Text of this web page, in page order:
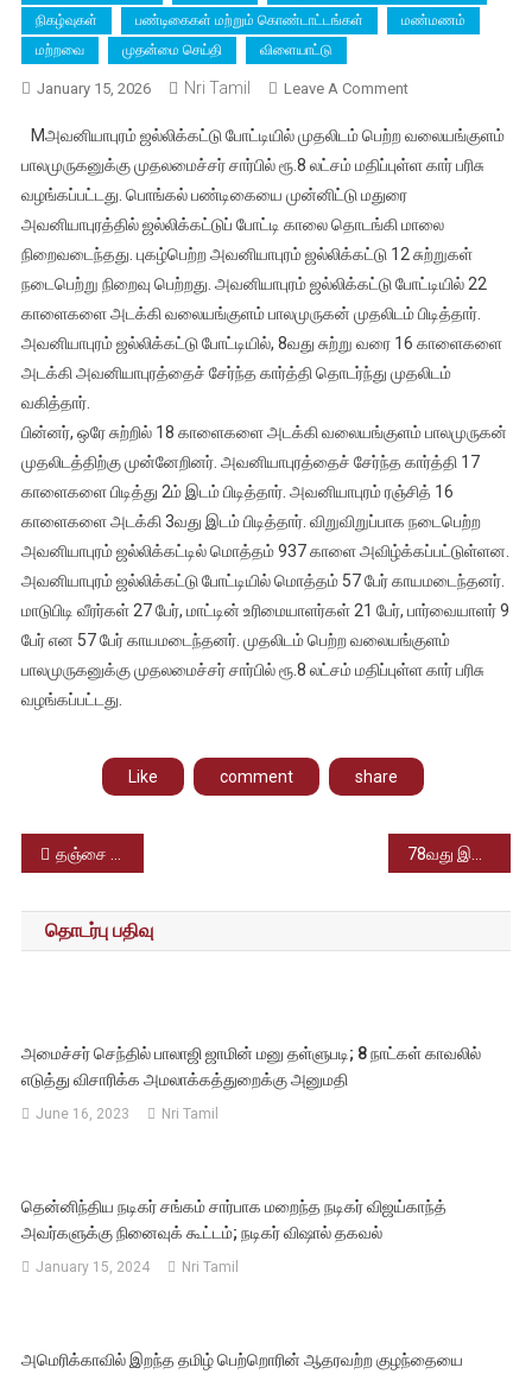
நிகழ்வுகள்
பண்டிகைகள் மற்றும் கொண்டாட்டங்கள்
மண்மணம்
மற்றவை
முதன்மை செய்தி விளையாட்டு
January 15, 2026 Nri Tamil Leave A CommentOn
பொங்கல்
திருவிழா;
மதுரை
அவனியாபுரம்
ஜல்லிக்கட்டு
போட்டியில்
வென்ற
மாடுபிடி
பாலமுருகன்
Mஅவனியாபுரம் ஜல்லிக்கட்டு போட்டியில் முதலிடம் பெற்ற வலையங்குளம்
பாலமுருகனுக்கு முதலமைச்சர் சார்பில் ரூ.8 லட்சம் மதிப்புள்ள கார் பரிசு
வழங்கப்பட்டது. பொங்கல் பண்டிகையை முன்னிட்டு மதுரை
அவனியாபுரத்தில் ஜல்லிக்கட்டுப் போட்டி காலை தொடங்கி மாலை
நிறைவடைந்தது. புகழ்பெற்ற அவனியாபுரம் ஜல்லிக்கட்டு 12 சுற்றுகள்
நடைபெற்று நிறைவு பெற்றது. அவனியாபுரம் ஜல்லிக்கட்டு போட்டியில் 22
காளைகளை அடக்கி வலையங்குளம் பாலமுருகன் முதலிடம் பிடித்தார்.
அவனியாபுரம் ஜல்லிக்கட்டு போட்டியில், 8வது சுற்று வரை 16 காளைகளை
அடக்கி அவனியாபுரத்தைச் சேர்ந்த கார்த்தி தொடர்ந்து முதலிடம்
வகித்தார்.
பின்னர், ஒரே சுற்றில் 18 காளைகளை அடக்கி வலையங்குளம் பாலமுருகன்
முதலிடத்திற்கு முன்னேறினர். அவனியாபுரத்தைச் சேர்ந்த கார்த்தி 17
காளைகளை பிடித்து 2ம் இடம் பிடித்தார். அவனியாபுரம் ரஞ்சித் 16
காளைகளை அடக்கி 3வது இடம் பிடித்தார். விறுவிறுப்பாக நடைபெற்ற
அவனியாபுரம் ஜல்லிக்கட்டில் மொத்தம் 937 காளை அவிழ்க்கப்பட்டுள்ளன.
அவனியாபுரம் ஜல்லிக்கட்டு போட்டியில் மொத்தம் 57 பேர் காயமடைந்தனர்.
மாடுபிடி வீரர்கள் 27 பேர், மாட்டின் உரிமையாளர்கள் 21 பேர், பார்வையாளர் 9
பேர் என 57 பேர் காயமடைந்தனர். முதலிடம் பெற்ற வலையங்குளம்
பாலமுருகனுக்கு முதலமைச்சர் சார்பில் ரூ.8 லட்சம் மதிப்புள்ள கார் பரிசு
வழங்கப்பட்டது.
Like comment share
Post
navigation
தஞ்சை பெரிய கோயிலில் மழைநீர் தேங்காமல் இருக்க தரைதளம் அமைக்கும் பணி; இந்திய தொல்லியல் துறை நடவடிக்கை
தொடர்பு பதிவு
அமைச்சர் செந்தில் பாலாஜி ஜாமின் மனு தள்ளுபடி; 8 நாட்கள் காவலில்
எடுத்து விசாரிக்க அமலாக்கத்துறைக்கு அனுமதி
June 16, 2023 Nri Tamil
தென்னிந்திய நடிகர் சங்கம் சார்பாக மறைந்த நடிகர் விஜய்காந்த்
அவர்களுக்கு நினைவுக் கூட்டம்; நடிகர் விஷால் தகவல்
January 15, 2024 Nri Tamil
அமெரிக்காவில் இறந்த தமிழ் பெற்றொரின் ஆதரவற்ற குழந்தையை